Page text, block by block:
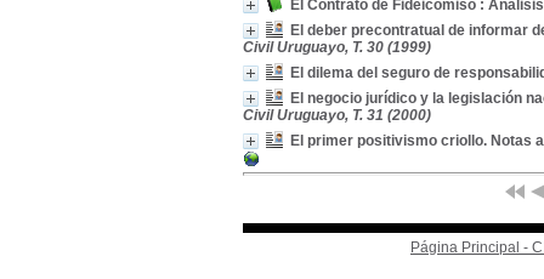
El Contrato de Fideicomiso :
El deber precontratual de informar
Civil Uruguayo, T. 30 (1999)
El dilema del seguro de
El negocio jurídico y la legislación
Civil Uruguayo, T. 31 (2000)
El primer positivismo criollo. Notas
Página Principal -